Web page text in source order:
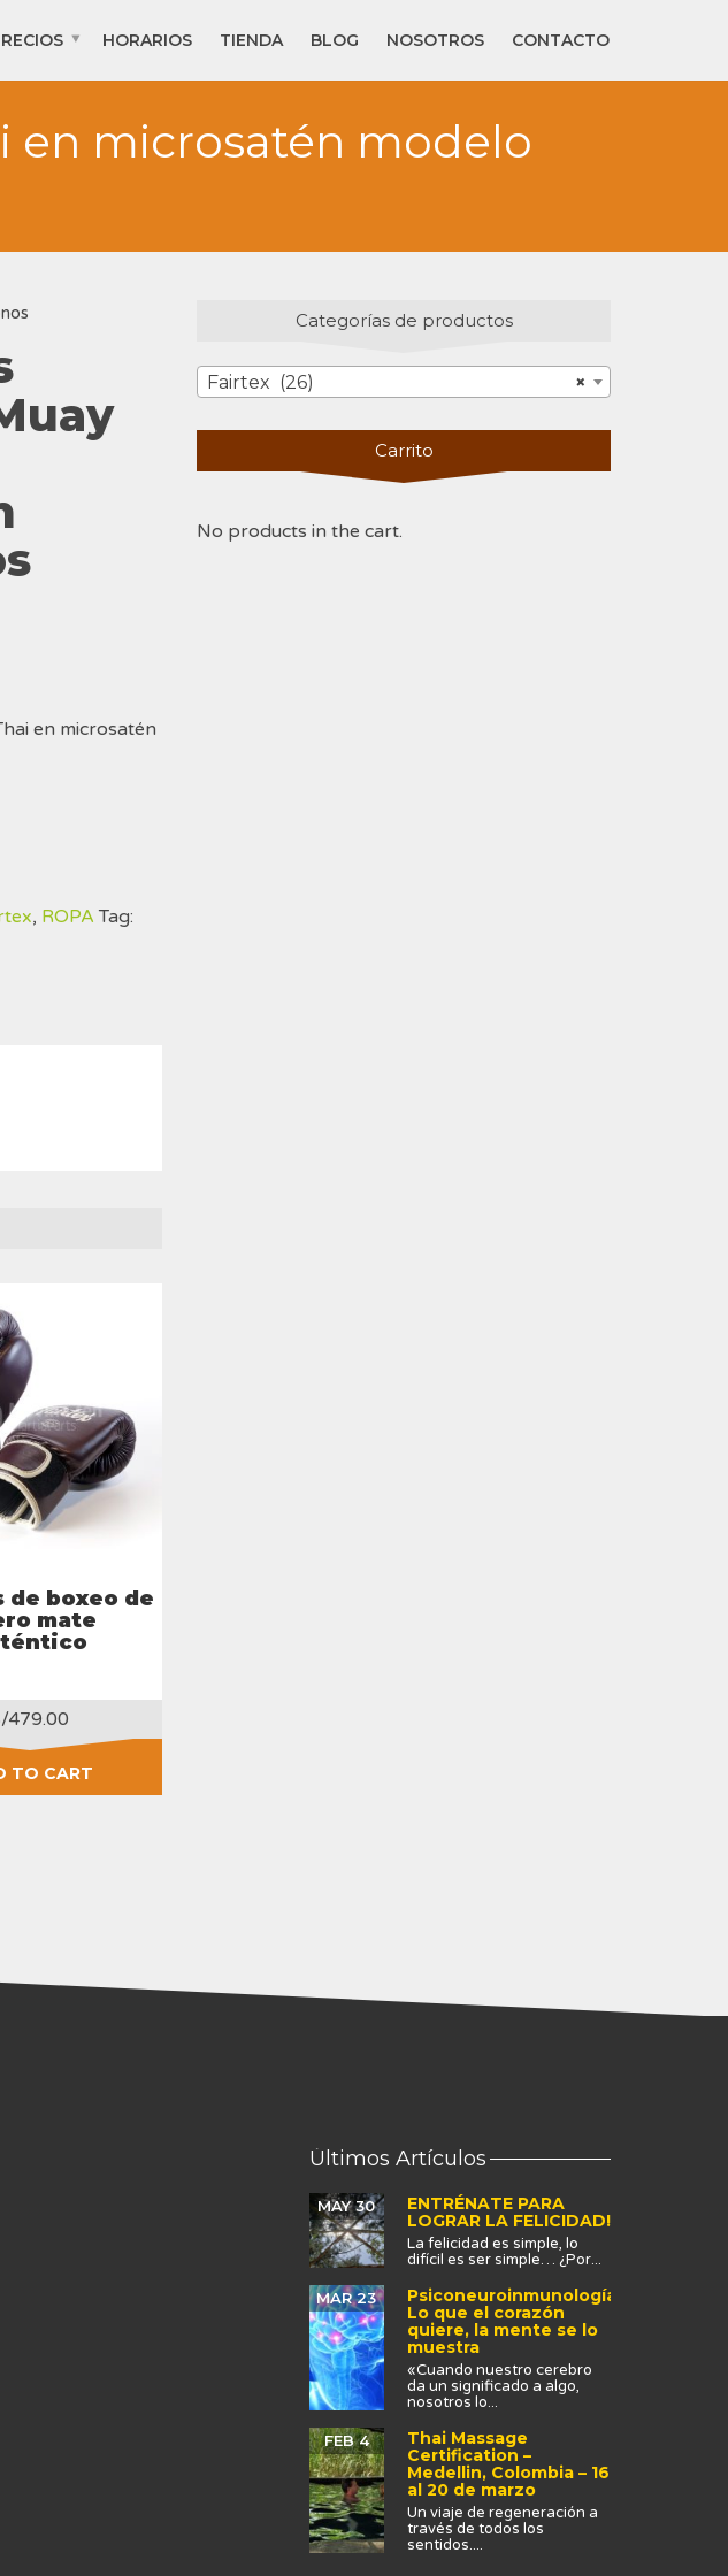
HORARIOS TIENDA BLOG NOSOTROS CONTACTO
en microsatén modelo
en microsatén
, ROPA Tag:
de boxeo de
mate
479.00
TO CART
Categorías de productos
×
Fairtex (26)
Carrito
No products in the cart.
Últimos Artículos
ENTRÉNATE PARA
LOGRAR LA FELICIDAD!
MAY 30
La felicidad es simple, lo
difícil es ser simple… ¿Por...
Psiconeuroinmunología:
Lo que el corazón
quiere, la mente se lo
muestra
MAR 23
«Cuando nuestro cerebro
da un significado a algo,
nosotros lo...
Thai Massage
Certification –
Medellin, Colombia – 16
al 20 de marzo
FEB 4
Un viaje de regeneración a
través de todos los
sentidos....